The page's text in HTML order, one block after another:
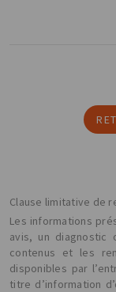
Clause limitative de
Les informations
avis, un diagnostic
contenus et les
disponibles par
titre d’information